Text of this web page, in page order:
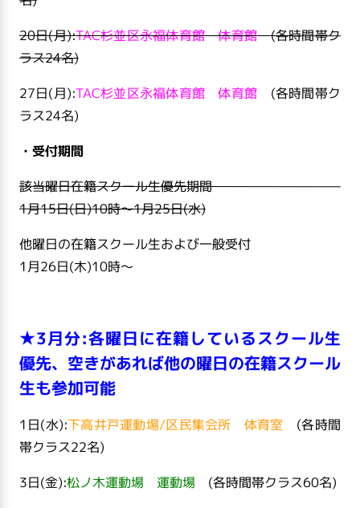
20日(月):TAC杉並区永福体育館 体育館 (各時間帯ク
ラス24名)
27日(月):TAC杉並区永福体育館 体育館 (各時間帯ク
ラス24名)
・受付期間
該当曜日在籍スクール生優先期間
1月15日(日)10時～1月25日(水)
他曜日の在籍スクール生および一般受付
1月26日(木)10時～
★3月分:各曜日に在籍しているスクール生
優先、空きがあれば他の曜日の在籍スクール
生も参加可能
1日(水):下高井戸運動場/区民集会所 体育室 (各時間
帯クラス22名)
3日(金):松ノ木運動場 運動場 (各時間帯クラス60名)